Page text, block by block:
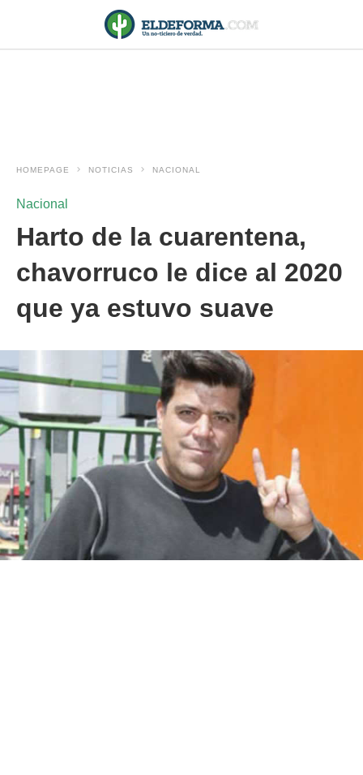
HOMEPAGE NOTICIAS NACIONAL
Nacional
Harto de la cuarentena,
chavorruco le dice al 2020
que ya estuvo suave